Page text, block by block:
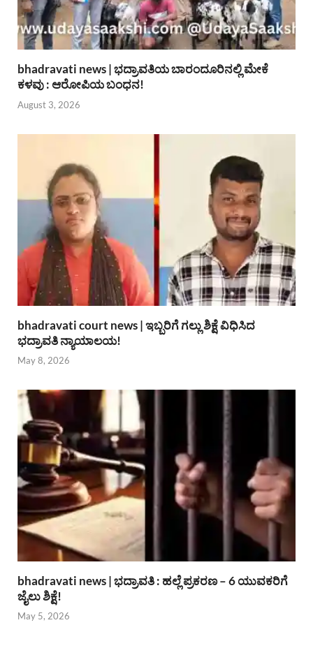
bhadravati news | ಭದ್ರಾವತಿಯ ಬಾರಂದೂರಿನಲ್ಲಿ ಮೇಕೆ
ಕಳವು : ಆರೋಪಿಯ ಬಂಧನ!
August 3, 2026
bhadravati court news | ಇಬ್ಬರಿಗೆ ಗಲ್ಲು ಶಿಕ್ಷೆ ವಿಧಿಸಿದ
ಭದ್ರಾವತಿ ನ್ಯಾಯಾಲಯ!
May 8, 2026
bhadravati news | ಭದ್ರಾವತಿ : ಹಲ್ಲೆ ಪ್ರಕರಣ – 6 ಯುವಕರಿಗೆ
ಜೈಲು ಶಿಕ್ಷೆ!
May 5, 2026